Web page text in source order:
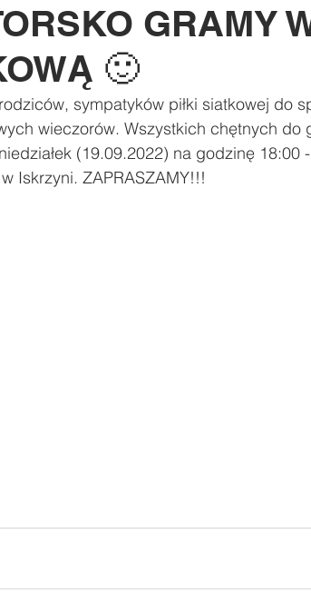
projekt Starsi czytają młodszym - projekt
Zawody Zawody sportowe #Poznaj
GRAMY
🙂
sympatyków piłki siatkowej do
wieczorów. Wszystkich chętnych do
(19.09.2022) na godzinę 18:00
Iskrzyni. ZAPRASZAMY!!!